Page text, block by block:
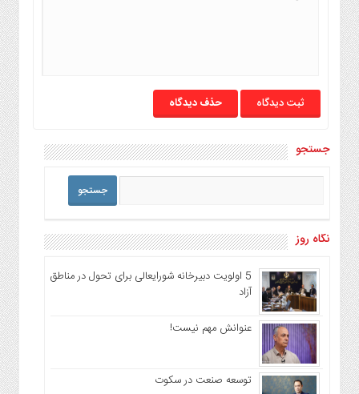
حذف دیدگاه
جستجو
نگاه روز
5 اولویت دبیرخانه شورایعالی برای تحول در مناطق
آزاد
عنوانش مهم نیست!
توسعه صنعت در سکوت